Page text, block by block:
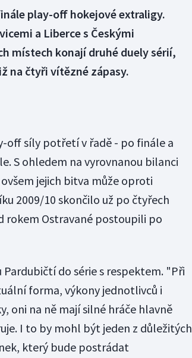
play-off hokejové extraligy.
a Liberce s Českými
místech konají druhé duely sérií,
na čtyři vítězné zápasy.
off síly potřetí v řadě - po finále a
S ohledem na vyrovnanou bilanci
jejich bitva může oproti
2009/10 skončilo už po čtyřech
rokem Ostravané postoupili po
do série s respektem. "Při
forma, výkony jednotlivců i
oni na ně mají silné hráče hlavně
I to by mohl být jeden z důležitých
který bude postrádat